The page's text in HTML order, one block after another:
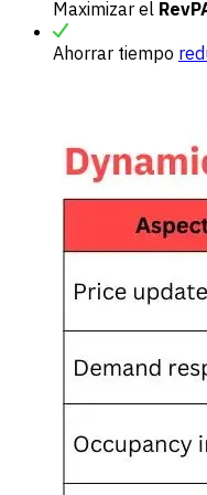
Maximizar el
Ahorrar tiempo